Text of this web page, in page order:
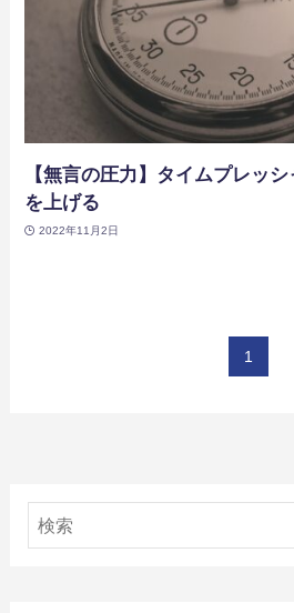
【無言の圧力】タイムプレッ
を上げる
2022年11月2日
1